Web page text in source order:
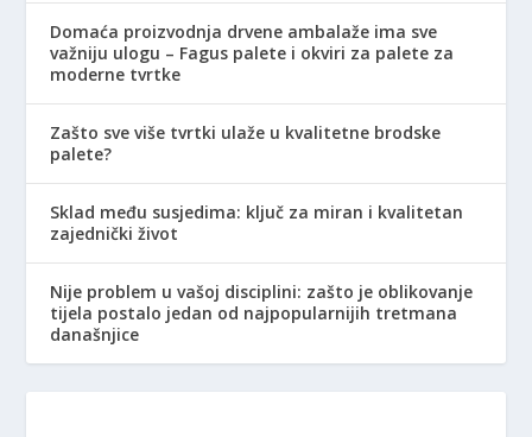
Domaća proizvodnja drvene ambalaže ima sve
važniju ulogu – Fagus palete i okviri za palete za
moderne tvrtke
Zašto sve više tvrtki ulaže u kvalitetne brodske
palete?
Sklad među susjedima: ključ za miran i kvalitetan
zajednički život
Nije problem u vašoj disciplini: zašto je oblikovanje
tijela postalo jedan od najpopularnijih tretmana
današnjice